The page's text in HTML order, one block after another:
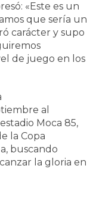
«Este es un
que sería un
carácter y supo
de juego en los
al
Moca 85,
la Copa
buscando
la gloria en